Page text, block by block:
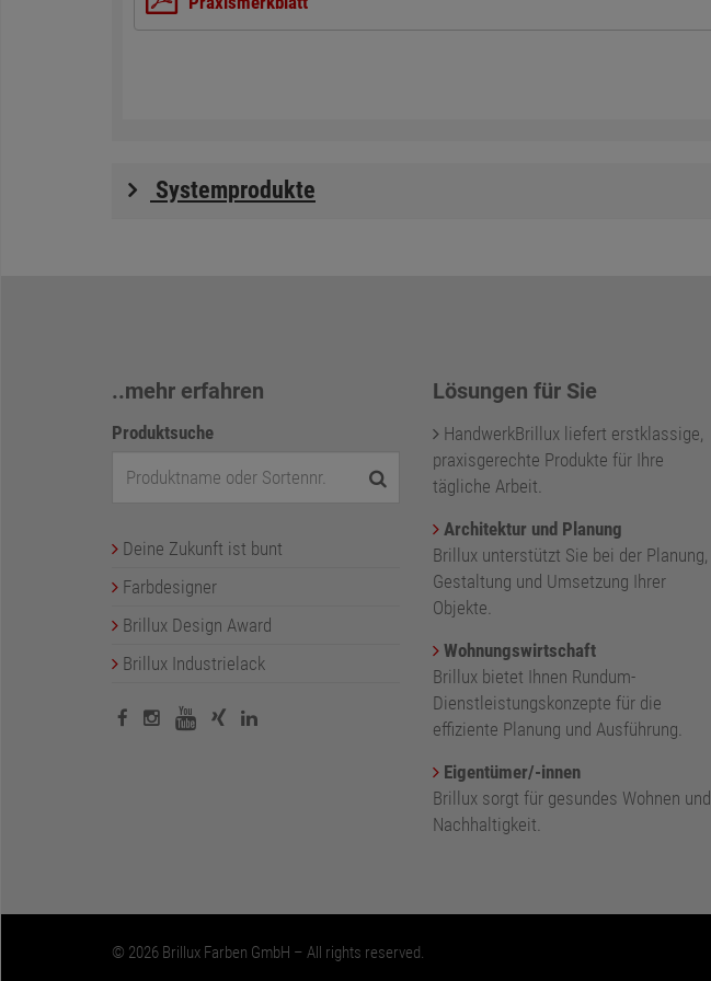
Systemprodukte
..mehr erfahren
Produktsuche
Deine Zukunft ist bunt
Farbdesigner
Brillux Design Award
Brillux Industrielack
Lösungen für Sie
HandwerkBrillux liefert erstklassige,
praxisgerechte Produkte für Ihre
tägliche Arbeit.
Architektur und Planung
Brillux unterstützt Sie bei der Planung,
Gestaltung und Umsetzung Ihrer
Objekte.
Wohnungswirtschaft
Brillux bietet Ihnen Rundum-
Dienstleistungskonzepte für die
effiziente Planung und Ausführung.
Eigentümer/-innen
Brillux sorgt für gesundes Wohnen und
Nachhaltigkeit.
© 2026 Brillux Farben GmbH – All rights reserved.